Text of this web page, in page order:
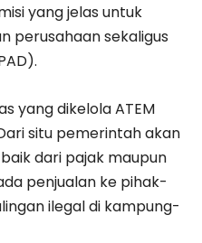
yang jelas untuk
perusahaan sekaligus
yang dikelola ATEM
situ pemerintah akan
dari pajak maupun
penjualan ke pihak-
ilegal di kampung-